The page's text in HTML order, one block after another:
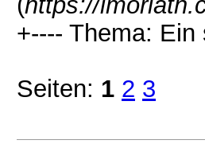
+---- Thema:
Seiten: 1 2 3